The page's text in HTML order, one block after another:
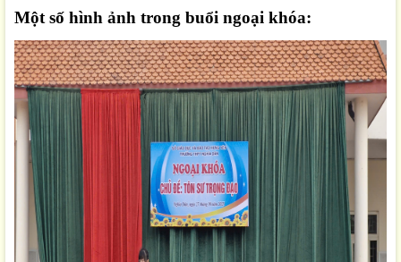
Một số hình ảnh trong buổi ngoại khóa: